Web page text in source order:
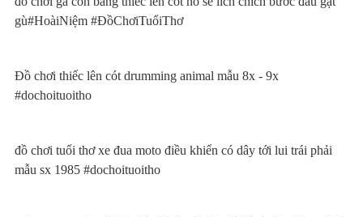
gù#HoàiNiệm #ĐồChơiTuổiThơ
Đồ chơi thiếc lên cót drumming animal mẫu 8x - 9x
#dochoituoitho
đồ chơi tuổi thơ xe đua moto điều khiển có dây tới lui trái phải
mẫu sx 1985 #dochoituoitho